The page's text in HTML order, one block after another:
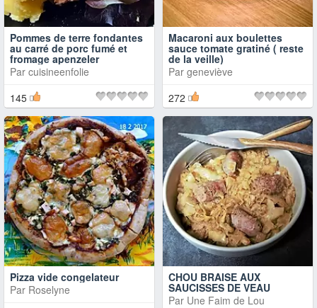
Pommes de terre fondantes
au carré de porc fumé et
fromage apenzeler
Par cuisineenfolie
145
Macaroni aux boulettes
sauce tomate gratiné ( reste
de la veille)
Par geneviève
272
Pizza vide congelateur
Par Roselyne
CHOU BRAISE AUX
SAUCISSES DE VEAU
Par Une Faim de Lou